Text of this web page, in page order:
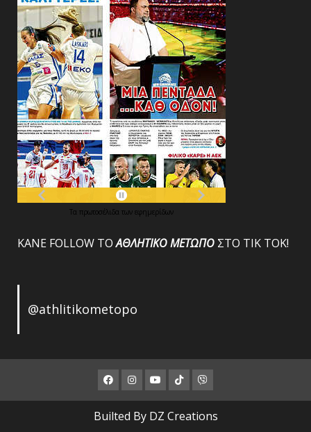
Τα πρωτοσέλιδα των εφημερίδων
ΚΑΝΕ FOLLOW ΤΟΑΘΛΗΤΙΚΟΜΕΤΩΠΟ ΣΤΟ ΤΙΚ ΤΟΚ!
@athlitikometopo
Facebook
Instagram
Youtube
ΤΙΚ
ΤΟΚ
Viber
Builted By DZ Creations